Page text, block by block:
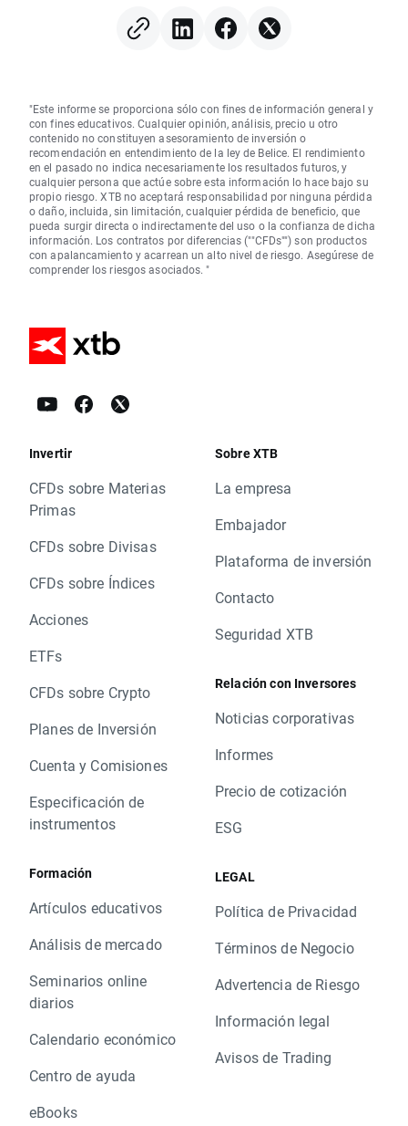
"Este informe se proporciona sólo con fines de información general y
con fines educativos. Cualquier opinión, análisis, precio u otro
contenido no constituyen asesoramiento de inversión o
recomendación en entendimiento de la ley de Belice. El rendimiento
en el pasado no indica necesariamente los resultados futuros, y
cualquier persona que actúe sobre esta información lo hace bajo su
propio riesgo. XTB no aceptará responsabilidad por ninguna pérdida
o daño, incluida, sin limitación, cualquier pérdida de beneficio, que
pueda surgir directa o indirectamente del uso o la confianza de dicha
información. Los contratos por diferencias (""CFDs"") son productos
con apalancamiento y acarrean un alto nivel de riesgo. Asegúrese de
comprender los riesgos asociados. "
Invertir
CFDs sobre Materias
Primas
CFDs sobre Divisas
CFDs sobre Índices
Acciones
ETFs
CFDs sobre Crypto
Planes de Inversión
Cuenta y Comisiones
Especificación de
instrumentos
Formación
Artículos educativos
Análisis de mercado
Seminarios online
diarios
Calendario económico
Centro de ayuda
eBooks
Sobre XTB
La empresa
Embajador
Plataforma de inversión
Contacto
Seguridad XTB
Relación con Inversores
Noticias corporativas
Informes
Precio de cotización
ESG
LEGAL
Política de Privacidad
Términos de Negocio
Advertencia de Riesgo
Información legal
Avisos de Trading